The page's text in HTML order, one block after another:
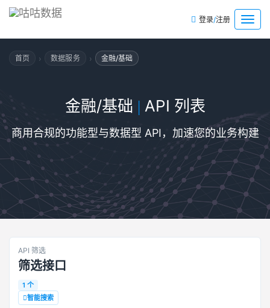
菜
单
登录/注册
首页 › 数据服务 › 金融/基础
金融/基础 | API 列表
商用合规的功能型与数据型 API，加速您的业务构建
API 筛选
筛选接口
1 个
智能搜索